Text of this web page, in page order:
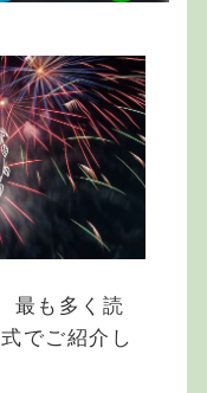
最も多く読
でご紹介し